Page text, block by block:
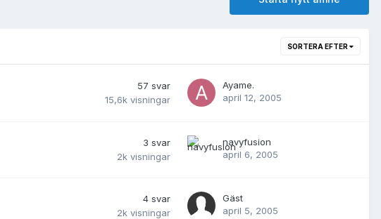
SORTERA EFTER
57 svar
15,6k visningar
Ayame.
april 12, 2005
3 svar
2k visningar
navyfusion
april 6, 2005
4 svar
2k visningar
Gäst
april 5, 2005